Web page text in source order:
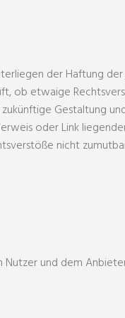
der Haftung
ob etwaige
Gestaltung
oder Link
nicht
und dem